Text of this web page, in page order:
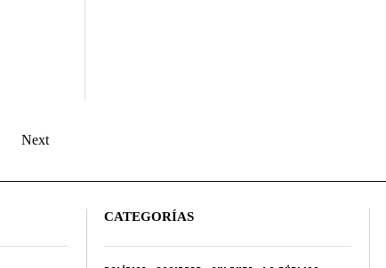
Next
CATEGORÍAS